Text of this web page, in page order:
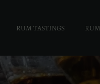
RUM TASTINGS